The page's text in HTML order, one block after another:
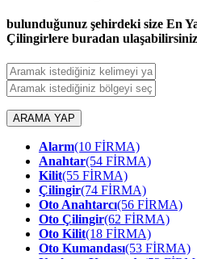
bulunduğunuz şehirdeki size En
Çilingirlere buradan
ARAMA YAP
Alarm(10 FİRMA)
Anahtar(54 FİRMA)
Kilit(55 FİRMA)
Çilingir(74 FİRMA)
Oto Anahtarcı(56 FİRMA)
Oto Çilingir(62 FİRMA)
Oto Kilit(18 FİRMA)
Oto Kumandası(53 FİRMA)